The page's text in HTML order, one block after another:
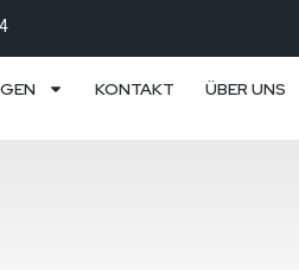
KONTAKT ÜBER UNS